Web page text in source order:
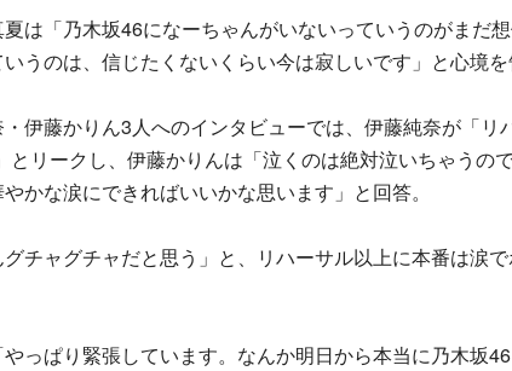
は「乃木坂46になーちゃんがいないっていうのがまだ
うのは、信じたくないくらい今は寂しいです」と心境を
伊藤かりん3人へのインタビューでは、伊藤純奈が「リ
とリークし、伊藤かりんは「泣くのは絶対泣いちゃうの
かな涙にできればいいかな思います」と回答。
チャグチャだと思う」と、リハーサル以上に本番は涙
っぱり緊張しています。なんか明日から本当に乃木坂